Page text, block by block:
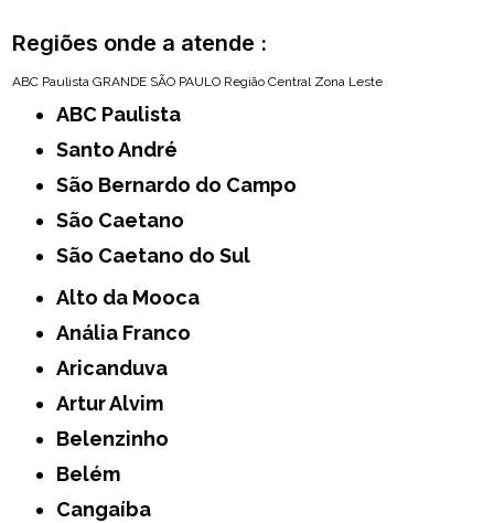
Regiões onde a atende :
ABC Paulista GRANDE SÃO PAULO Região Central Zona Leste
ABC Paulista
Santo André
São Bernardo do Campo
São Caetano
São Caetano do Sul
Alto da Mooca
Anália Franco
Aricanduva
Artur Alvim
Belenzinho
Belém
Cangaíba